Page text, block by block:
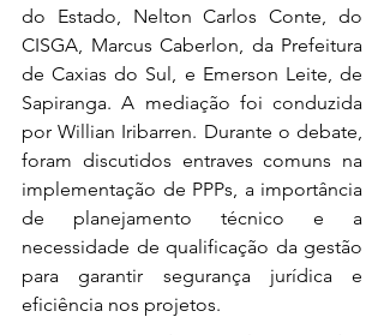
do Estado, Nelton Carlos Conte, do
CISGA, Marcus Caberlon, da Prefeitura
de Caxias do Sul, e Emerson Leite, de
Sapiranga. A mediação foi conduzida
por Willian Iribarren. Durante o debate,
foram discutidos entraves comuns na
implementação de PPPs, a importância
de planejamento técnico e a
necessidade de qualificação da gestão
para garantir segurança jurídica e
eficiência nos projetos.